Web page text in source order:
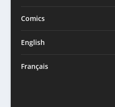
Comics
English
Français